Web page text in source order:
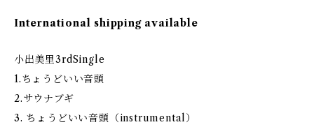
International shipping available
小出美里3rdSingle
1.ちょうどいい音頭
2.サウナブギ
3. ちょうどいい音頭（instrumental）